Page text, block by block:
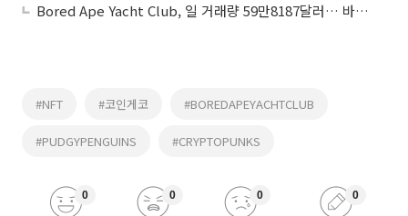
Bored Ape Yacht Club, 일 거래량 59만8187달러… 바닥가 2만2973달러
#NFT #코인게코 #BOREDAPEYACHTCLUB
#PUDGYPENGUINS #CRYPTOPUNKS
0 0 0 0